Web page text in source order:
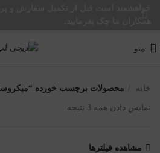
منو
خانه محصولات برچسب خورده
نمایش دادن همه 3 نتیجه
مشاهده فیلترها